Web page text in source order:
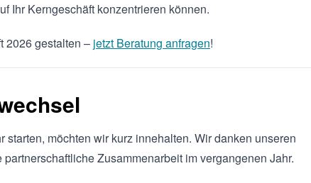
Ihr Kerngeschäft konzentrieren können.
2026 gestalten – jetzt Beratung anfragen!
möchten wir kurz innehalten. Wir danken unseren
Zusammenarbeit im vergangenen Jahr.